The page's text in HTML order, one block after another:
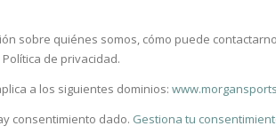
sobre quiénes somos, cómo puede
de privacidad.
a los siguientes dominios:
consentimiento dado. Gestiona tu